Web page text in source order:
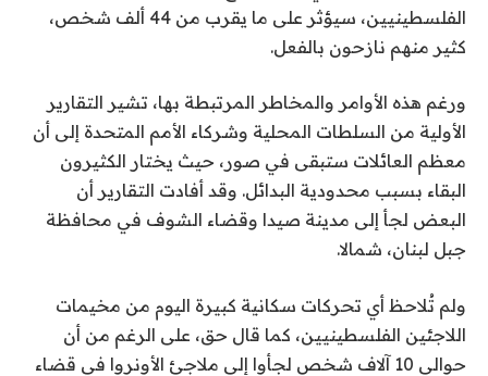
الفلسطينيين، سيؤثر على ما يقرب من 44 ألف شخص،
كثير منهم نازحون بالفعل.
ورغم هذه الأوامر والمخاطر المرتبطة بها، تشير التقارير
الأولية من السلطات المحلية وشركاء الأمم المتحدة إلى أن
معظم العائلات ستبقى في صور، حيث يختار الكثيرون
البقاء بسبب محدودية البدائل. وقد أفادت التقارير أن
البعض لجأ إلى مدينة صيدا وقضاء الشوف في محافظة
جبل لبنان، شمالا.
ولم تُلاحظ أي تحركات سكانية كبيرة اليوم من مخيمات
اللاجئين الفلسطينيين، كما قال حق، على الرغم من أن
حوالي 10 آلاف شخص لجأوا إلى ملاجئ الأونروا في قضاء